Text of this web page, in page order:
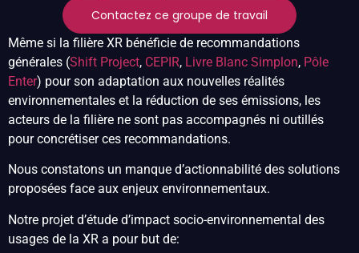
Contactez ce groupe de travail
Même si la filière XR bénéficie de recommandations
générales (Shift Project, CEPIR, Livre Blanc Simplon, Pôle
Enter) pour son adaptation aux nouvelles réalités
environnementales et la réduction de ses émissions, les
acteurs de la filière ne sont pas accompagnés ni outillés
pour concrétiser ces recommandations.
Nous constatons un manque d’actionnabilité des solutions
proposées face aux enjeux environnementaux.
Notre projet d’étude d’impact socio-environnemental des
usages de la XR a pour but de: